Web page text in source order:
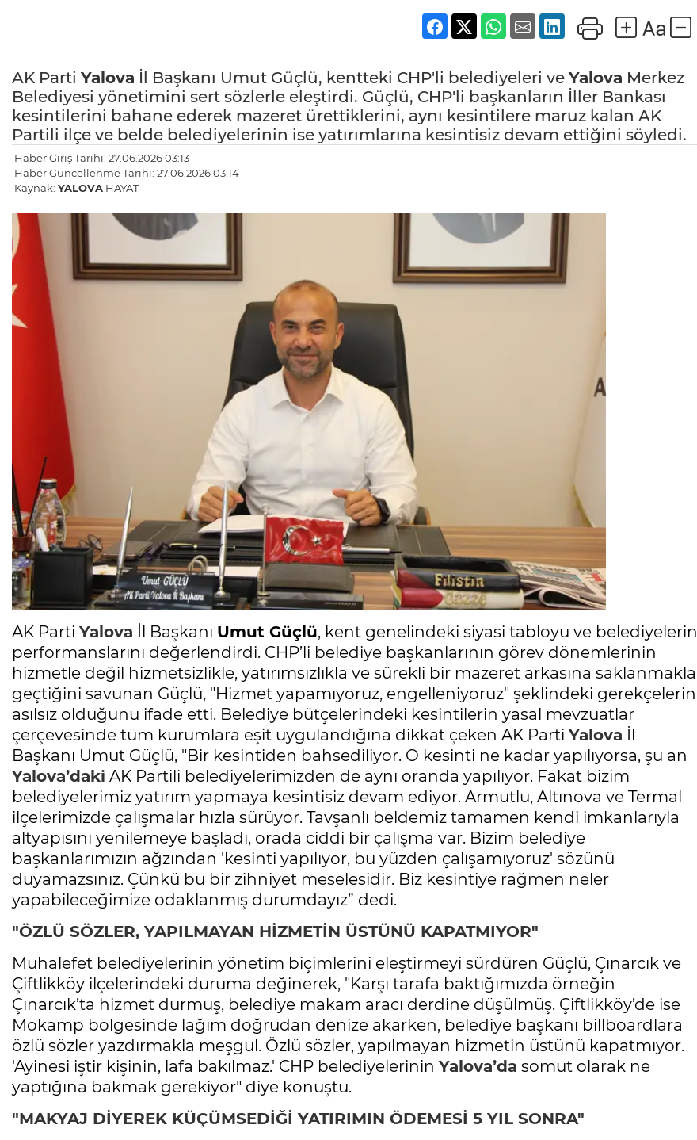
AK Parti Yalova İl Başkanı Umut Güçlü, kentteki CHP'li belediyeleri ve Yalova Merkez
Belediyesi yönetimini sert sözlerle eleştirdi. Güçlü, CHP'li başkanların İller Bankası
kesintilerini bahane ederek mazeret ürettiklerini, aynı kesintilere maruz kalan AK
Partili ilçe ve belde belediyelerinin ise yatırımlarına kesintisiz devam ettiğini söyledi.
Haber Giriş Tarihi: 27.06.2026 03:13
Haber Güncellenme Tarihi: 27.06.2026 03:14
Kaynak: YALOVA HAYAT
AK Parti Yalova İl Başkanı Umut Güçlü, kent genelindeki siyasi tabloyu ve belediyelerin
performanslarını değerlendirdi. CHP’li belediye başkanlarının görev dönemlerinin
hizmetle değil hizmetsizlikle, yatırımsızlıkla ve sürekli bir mazeret arkasına saklanmakla
geçtiğini savunan Güçlü, "Hizmet yapamıyoruz, engelleniyoruz" şeklindeki gerekçelerin
asılsız olduğunu ifade etti. Belediye bütçelerindeki kesintilerin yasal mevzuatlar
çerçevesinde tüm kurumlara eşit uygulandığına dikkat çeken AK Parti Yalova
Başkanı Umut Güçlü, "Bir kesintiden bahsediliyor. O kesinti ne kadar yapılıyorsa, şu an
Yalova’daki AK Partili belediyelerimizden de aynı oranda yapılıyor. Fakat bizim
belediyelerimiz yatırım yapmaya kesintisiz devam ediyor. Armutlu, Altınova ve Termal
ilçelerimizde çalışmalar hızla sürüyor. Tavşanlı beldemiz tamamen kendi imkanlarıyla
altyapısını yenilemeye başladı, orada ciddi bir çalışma var. Bizim belediye
başkanlarımızın ağzından 'kesinti yapılıyor, bu yüzden çalışamıyoruz' sözünü
duyamazsınız. Çünkü bu bir zihniyet meselesidir. Biz kesintiye rağmen neler
yapabileceğimize odaklanmış durumdayız” dedi.
"ÖZLÜ SÖZLER, YAPILMAYAN HİZMETİN ÜSTÜNÜ KAPATMIYOR"
Muhalefet belediyelerinin yönetim biçimlerini eleştirmeyi sürdüren Güçlü, Çınarcık ve
Çiftlikköy ilçelerindeki duruma değinerek, "Karşı tarafa baktığımızda örneğin
Çınarcık’ta hizmet durmuş, belediye makam aracı derdine düşülmüş. Çiftlikköy’de ise
Mokamp bölgesinde lağım doğrudan denize akarken, belediye başkanı billboardlara
özlü sözler yazdırmakla meşgul. Özlü sözler, yapılmayan hizmetin üstünü kapatmıyor.
'Ayinesi iştir kişinin, lafa bakılmaz.' CHP belediyelerinin Yalova’da somut olarak ne
yaptığına bakmak gerekiyor" diye konuştu.
"MAKYAJ DİYEREK KÜÇÜMSEDİĞİ YATIRIMIN ÖDEMESİ 5 YIL SONRA"